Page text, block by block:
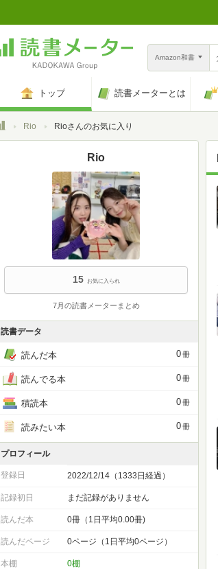
Amazon和書
トップ 読書メーターとは
トップRio Rioさんのお気に入り
Rio
15 お気に入られ
7月の読書メーターまとめ
読書データ
読んだ本 0冊
読んでる本 0冊
積読本 0冊
読みたい本 0冊
プロフィール
登録日 2022/12/14（1333日経過）
記録初日 まだ記録がありません
読んだ本 0冊（1日平均0.00冊)
読んだページ 0ページ（1日平均0ページ）
本棚 0棚